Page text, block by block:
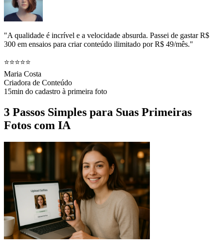
"A qualidade é incrível e a velocidade absurda. Passei de gastar R$
300 em ensaios para criar conteúdo ilimitado por R$ 49/mês."
⭐⭐⭐⭐⭐
Maria Costa
Criadora de Conteúdo
15min do cadastro à primeira foto
3 Passos Simples para Suas Primeiras
Fotos com IA